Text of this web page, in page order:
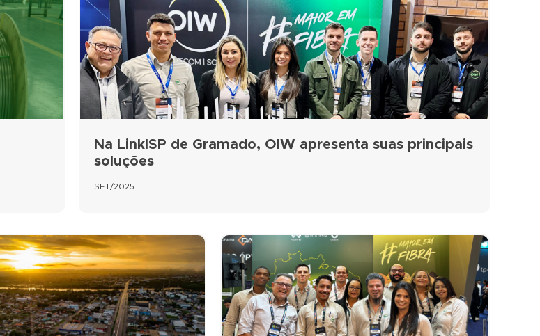
Na LinkISP de Gramado, OIW apresenta suas principais
soluções
SET/2025